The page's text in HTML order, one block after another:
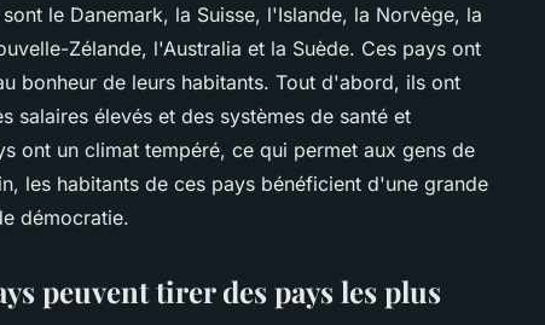
le Danemark, la Suisse, l'Islande, la Norvège, la
Zélande, l'Australia et la Suède. Ces pays ont
bonheur de leurs habitants. Tout d'abord, ils ont
salaires élevés et des systèmes de santé et
ont un climat tempéré, ce qui permet aux gens de
les habitants de ces pays bénéficient d'une grande
démocratie.
peuvent tirer des pays les plus